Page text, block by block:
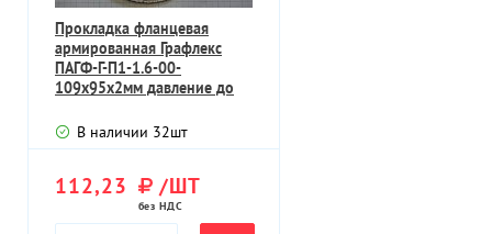
Прокладка фланцевая
армированная Графлекс
ПАГФ-Г-П1-1.6-00-
109х95х2мм давление до
В наличии 32шт
112,23 /ШТ
без НДС